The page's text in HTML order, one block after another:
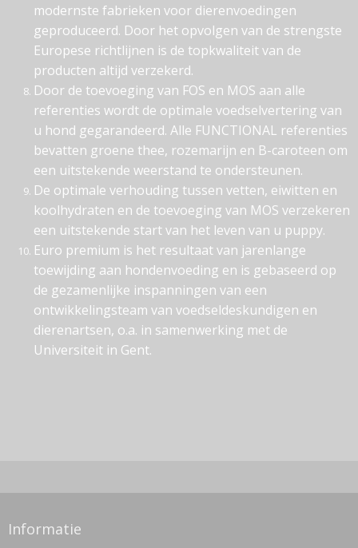
modernste fabrieken voor dierenvoedingen
geproduceerd. Door het opvolgen van de strengste
Europese richtlijnen is de topkwaliteit van de
producten altijd verzekerd.
Door de toevoeging van FOS en MOS aan alle
referenties wordt de optimale voedselvertering van
u hond gegarandeerd. Alle FUNCTIONAL referenties
bevatten groene thee, rozemarijn en B-caroteen om
een uitstekende weerstand te ondersteunen.
De optimale verhouding tussen vetten, eiwitten en
koolhydraten en de toevoeging van MOS verzekeren
een uitstekende start van het leven van u puppy.
Euro premium is het resultaat van jarenlange
toewijding aan hondenvoeding en is gebaseerd op
de gezamenlijke inspanningen van een
ontwikkelingsteam van voedseldeskundigen en
dierenartsen, o.a. in samenwerking met de
Universiteit in Gent.
Informatie